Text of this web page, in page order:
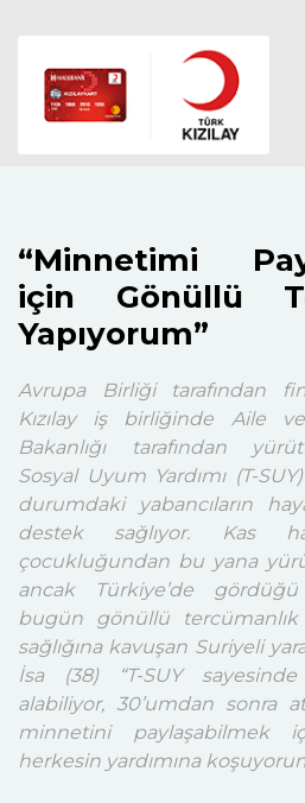
“Minnetimi
için Gönüllü
Yapıyorum”
Avrupa Birliği tarafından
Kızılay iş birliğinde Aile
Bakanlığı tarafından
Sosyal Uyum Yardımı (T-
durumdaki yabancıların
destek sağlıyor. Kas
çocukluğundan bu yana
ancak Türkiye’de
bugün gönüllü
sağlığına kavuşan Suriyeli
İsa (38) “T-SUY
alabiliyor, 30’umdan sonra
minnetini paylaşabilmek
herkesin yardımına